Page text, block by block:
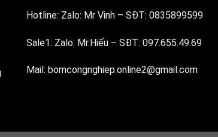
Hotline: Zalo: Mr Vinh– SĐT: 0835899599
Sale1: Zalo: Mr.Hiếu– SĐT: 097.655.49.69
Mail: bomcongnghiep.online2@gmail.com